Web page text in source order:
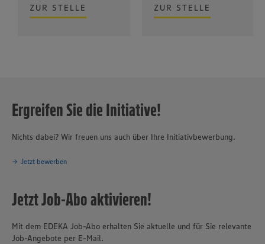
ZUR STELLE ZUR STELLE
Ergreifen Sie die Initiative!
Nichts dabei? Wir freuen uns auch über Ihre Initiativbewerbung.
Jetzt bewerben
Jetzt Job-Abo aktivieren!
Mit dem EDEKA Job-Abo erhalten Sie aktuelle und für Sie relevante
Job-Angebote per E-Mail.